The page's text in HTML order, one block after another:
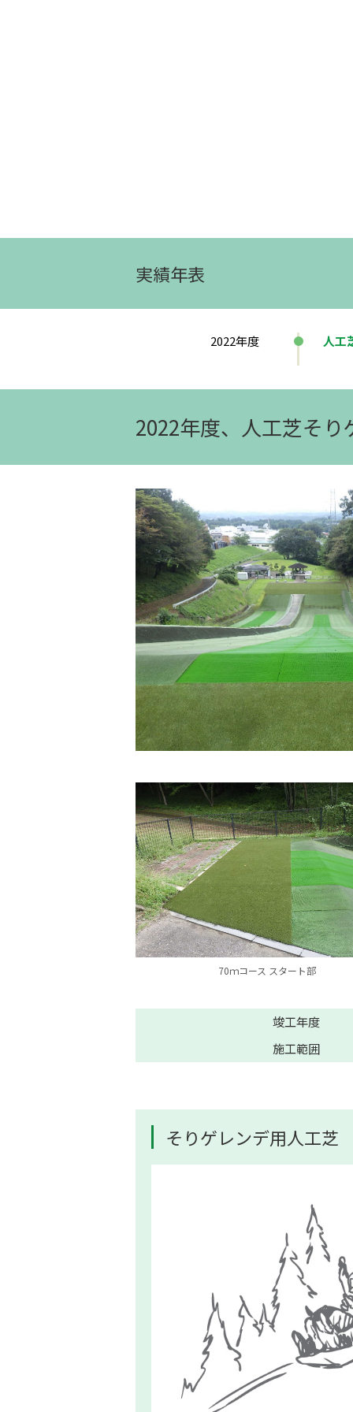
実績年表
2022年度 人工
2022年度、人工芝そり
70ｍコース スタート部
竣工年度
施工範囲
そりゲレンデ用人工芝